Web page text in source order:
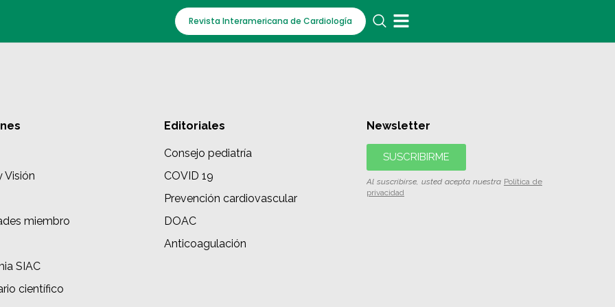
Revista Interamericana de Cardiología
Visión
miembro
SIAC
científico
Editoriales
Consejo pediatría
COVID 19
Prevención cardiovascular
DOAC
Anticoagulación
Newsletter
SUSCRIBIRME
Al suscribirse, usted acepta nuestra Política de
privacidad